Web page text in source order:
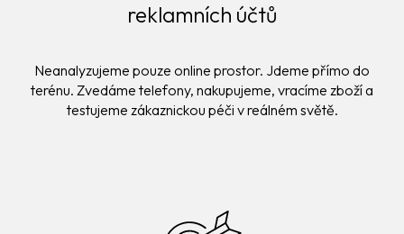
reklamních účtů
Neanalyzujeme pouze online prostor. Jdeme přímo do
terénu. Zvedáme telefony, nakupujeme, vracíme zboží a
testujeme zákaznickou péči v reálném světě.